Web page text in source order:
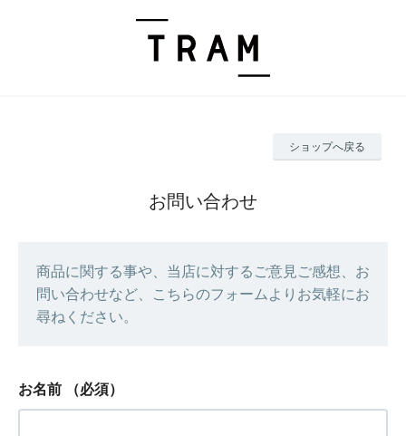
ショップへ戻る
お問い合わせ
商品に関する事や、当店に対するご意見ご感想、お
問い合わせなど、こちらのフォームよりお気軽にお
尋ねください。
お名前 （必須）